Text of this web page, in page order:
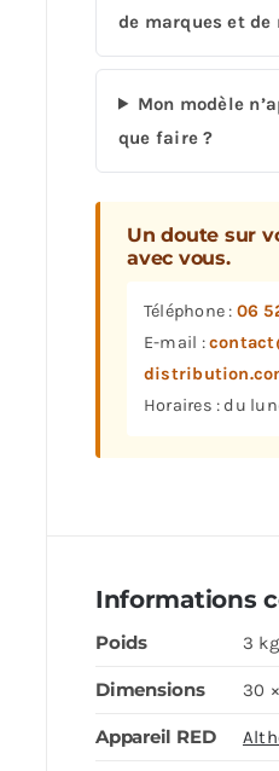
de marques et de
Mon modèle
que faire ?
Un doute sur
avec vous.
Téléphone : 06
E-mail :
Horaires : du
Informations
Poids 3 kg
Dimensions 30
Appareil RED